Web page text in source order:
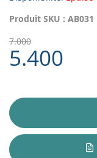
Produit SKU : AB031
5.400
7.000